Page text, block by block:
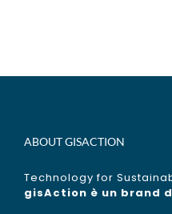
ABOUT GISACTION
Technology for
gisAction è un brand